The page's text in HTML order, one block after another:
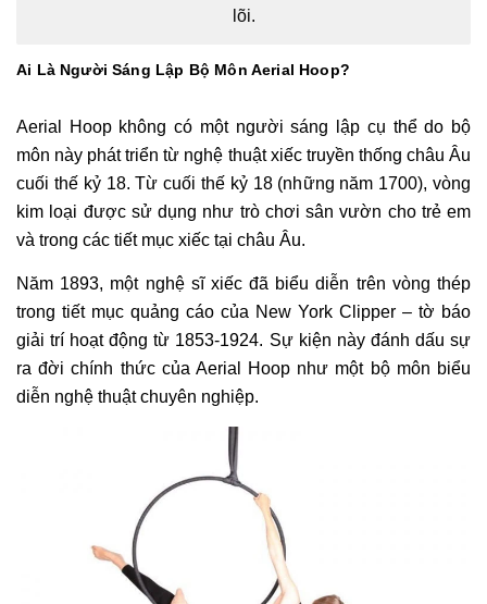
lõi.
Ai Là Người Sáng Lập Bộ Môn Aerial Hoop?
Aerial Hoop không có một người sáng lập cụ thể do bộ
môn này phát triển từ nghệ thuật xiếc truyền thống châu Âu
cuối thế kỷ 18. Từ cuối thế kỷ 18 (những năm 1700), vòng
kim loại được sử dụng như trò chơi sân vườn cho trẻ em
và trong các tiết mục xiếc tại châu Âu.
Năm 1893, một nghệ sĩ xiếc đã biểu diễn trên vòng thép
trong tiết mục quảng cáo của New York Clipper – tờ báo
giải trí hoạt động từ 1853-1924. Sự kiện này đánh dấu sự
ra đời chính thức của Aerial Hoop như một bộ môn biểu
diễn nghệ thuật chuyên nghiệp.